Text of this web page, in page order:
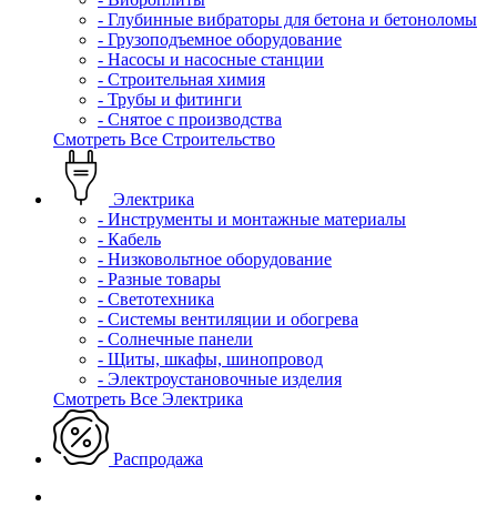
- Глубинные вибраторы для бетона и бетоноломы
- Грузоподъемное оборудование
- Насосы и насосные станции
- Строительная химия
- Трубы и фитинги
- Снятое с производства
Смотреть Все Строительство
Электрика
- Инструменты и монтажные материалы
- Кабель
- Низковольтное оборудование
- Разные товары
- Светотехника
- Системы вентиляции и обогрева
- Солнечные панели
- Щиты, шкафы, шинопровод
- Электроустановочные изделия
Смотреть Все Электрика
Распродажа